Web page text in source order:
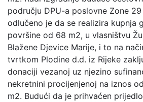
području DPU-a poslovne Zone
odlučeno je da se realizira kupnja
površine od 68 m2, u vlasništvu
Blažene Djevice Marije, i to na
tvrtkom Plodine d.d. iz Rijeke
donaciji vezanoj uz njezino
nekretnini procijenjenoj na iznos
m2. Budući da je prihvaćen